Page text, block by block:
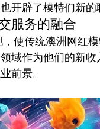
开辟了模特们新的
服务的融合
使传统澳洲网红
域作为他们的新
前景。